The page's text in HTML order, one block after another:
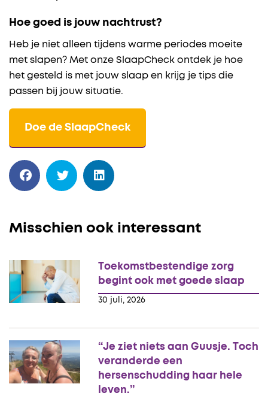
Hoe goed is jouw nachtrust?
Heb je niet alleen tijdens warme periodes moeite
met slapen? Met onze SlaapCheck ontdek je hoe
het gesteld is met jouw slaap en krijg je tips die
passen bij jouw situatie.
Doede SlaapCheck
Misschien ook interessant
30 juli, 2026
Toekomstbestendige zorg
begint ook met goede slaap
“Je ziet niets aan Guusje. Toch
veranderde een
hersenschudding haar hele
leven.”